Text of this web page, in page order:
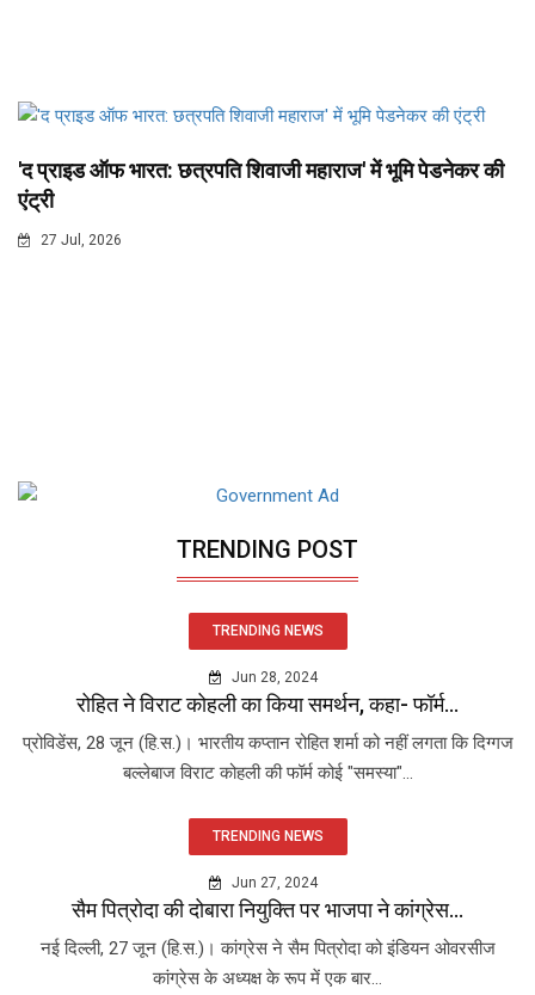
'द प्राइड ऑफ भारत: छत्रपति शिवाजी महाराज' में भूमि पेडनेकर की
एंट्री
27 Jul, 2026
TRENDING POST
TRENDING NEWS
Jun 28, 2024
रोहित ने विराट कोहली का किया समर्थन, कहा- फॉर्म...
प्रोविडेंस, 28 जून (हि.स.)। भारतीय कप्तान रोहित शर्मा को नहीं लगता कि दिग्गज
बल्लेबाज विराट कोहली की फॉर्म कोई "समस्या"...
TRENDING NEWS
Jun 27, 2024
सैम पित्रोदा की दोबारा नियुक्ति पर भाजपा ने कांग्रेस...
नई दिल्ली, 27 जून (हि.स.)। कांग्रेस ने सैम पित्रोदा को इंडियन ओवरसीज
कांग्रेस के अध्यक्ष के रूप में एक बार...